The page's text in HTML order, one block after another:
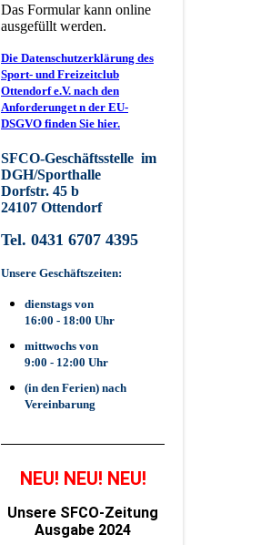
Das Formular kann online
ausgefüllt werden.
Die Datenschutzerklärung des
Sport- und Freizeitclub
Ottendorf e.V. nach den
Anforderunget n der EU-
DSGVO finden Sie hier.
SFCO-Geschäftsstelle im
DGH/Sporthalle
Dorfstr. 45 b
24107 Ottendorf
Tel. 0431 6707 4395
Unsere Geschäftszeiten:
dienstags von
16:00 - 18:00 Uhr
mittwochs von
9:00 - 12:00 Uhr
(in den Ferien) nach
Vereinbarung
NEU! NEU! NEU!
Unsere SFCO-Zeitung
Ausgabe 2024